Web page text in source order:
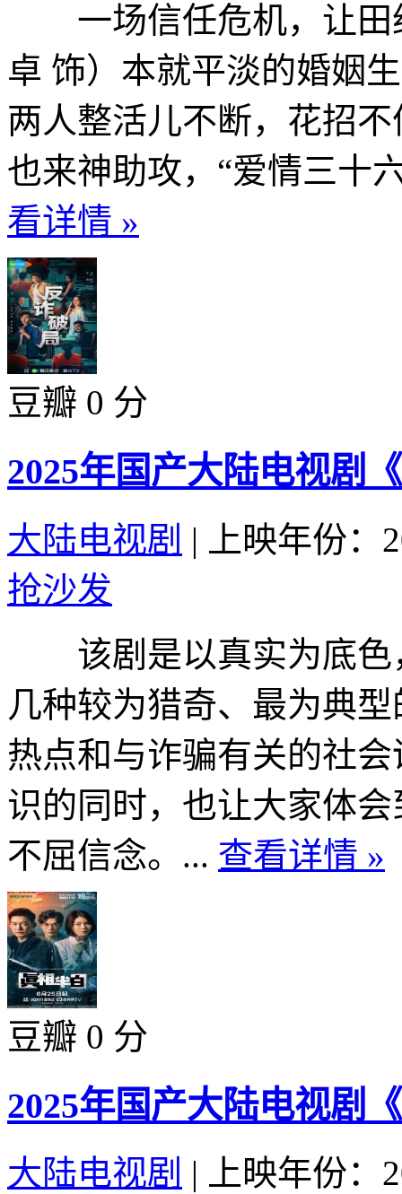
一场信任危机，让田
卓 饰）本就平淡的婚姻
两人整活儿不断，花招
也来神助攻，“爱情三十
看详情 »
豆瓣 0 分
2025年国产大陆电视剧
大陆电视剧 |
上映年份：
抢沙发
该剧是以真实为底色
几种较为猎奇、最为典
热点和与诈骗有关的社
识的同时，也让大家体
不屈信念。... 查看详情 »
豆瓣 0 分
2025年国产大陆电视剧
大陆电视剧 |
上映年份：